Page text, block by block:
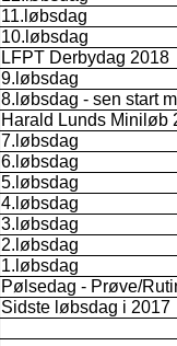
11.løbsdag
10.løbsdag
LFPT Derbydag 2018
9.løbsdag
8.løbsdag - sen start
Harald Lunds Miniløb
7.løbsdag
6.løbsdag
5.løbsdag
4.løbsdag
3.løbsdag
2.løbsdag
1.løbsdag
Pølsedag - Prøve/
Sidste løbsdag i 2017